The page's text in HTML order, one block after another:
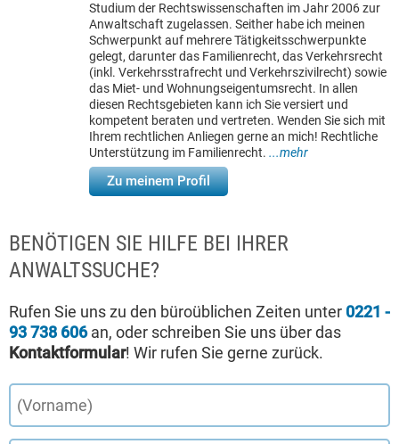
Studium der Rechtswissenschaften im Jahr 2006 zur
Anwaltschaft zugelassen. Seither habe ich meinen
Schwerpunkt auf mehrere Tätigkeitsschwerpunkte
gelegt, darunter das Familienrecht, das Verkehrsrecht
(inkl. Verkehrsstrafrecht und Verkehrszivilrecht) sowie
das Miet- und Wohnungseigentumsrecht. In allen
diesen Rechtsgebieten kann ich Sie versiert und
kompetent beraten und vertreten. Wenden Sie sich mit
Ihrem rechtlichen Anliegen gerne an mich! Rechtliche
Unterstützung im Familienrecht. ...mehr
Zu meinem Profil
BENÖTIGEN SIE HILFE BEI IHRER
ANWALTSSUCHE?
Rufen Sie uns zu den büroüblichen Zeiten unter 0221 -
93 738 606an, oder schreiben Sie uns über das
Kontaktformular! Wir rufen Sie gerne zurück.